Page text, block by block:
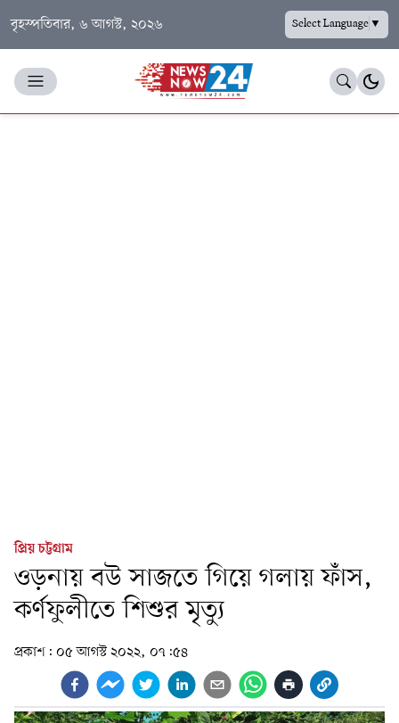
বৃহস্পতিবার, ৬ আগস্ট, ২০২৬ Select Language▼
প্রিয় চট্টগ্রাম
ওড়নায় বউ সাজতে গিয়ে গলায় ফাঁস,
কর্ণফুলীতে শিশুর মৃত্যু
প্রকাশ: ০৫ আগস্ট ২০২২, ০৭:৫৪